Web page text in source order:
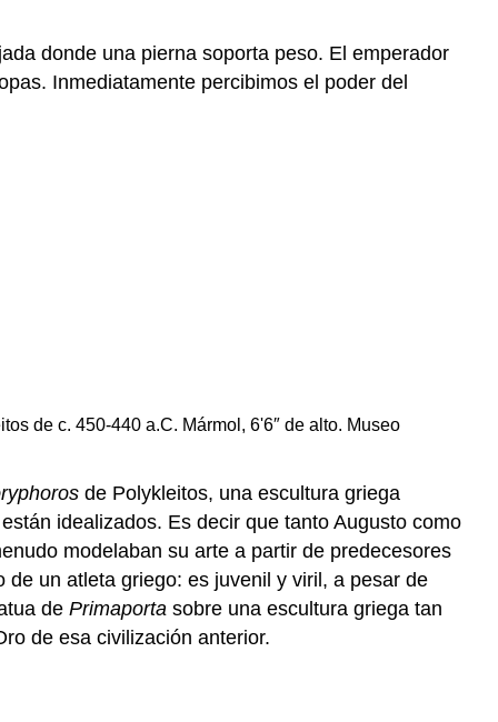
microcosmos
altar
El
e
interpretación
Redescubrimiento
Mussolini
y
donde una pierna soporta peso. El emperador
Inmediatamente percibimos el poder del
de c. 450-440 a.C. Mármol, 6'6″ de alto. Museo
de Polykleitos, una escultura griega
idealizados. Es decir que tanto Augusto como
modelaban su arte a partir de predecesores
un atleta griego: es juvenil y viril, a pesar de
de Primaporta sobre una escultura griega tan
de esa civilización anterior.